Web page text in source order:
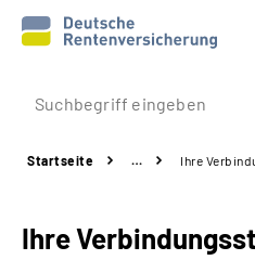
Prävention
Rente
Startseite … Ihre
Ihre